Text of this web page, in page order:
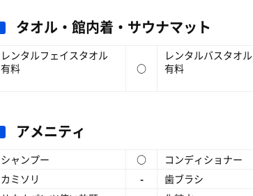
タオル・館内着・サウナマット
レンタルフェイスタオル
有料
○
レンタルバスタオル
有料
アメニティ
シャンプー ○ コンディショナー
カミソリ
- 歯ブラシ